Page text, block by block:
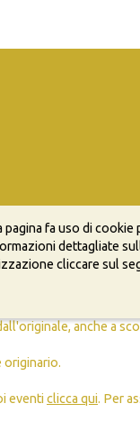
anche a
originario.
eventi clicca qui. Per
pagina fa uso di cookie
dettagliate
cliccare sul